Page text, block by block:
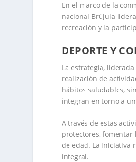
En el marco de la
nacional Brújula
recreación y la
DEPORTE Y
La estrategia,
realización de
hábitos saludables,
integran en torno a
A través de estas
protectores, fomentar
de edad. La iniciativa
integral.